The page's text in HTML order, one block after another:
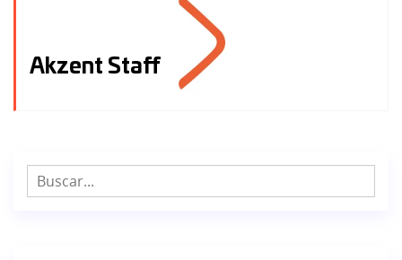
Akzent Staff